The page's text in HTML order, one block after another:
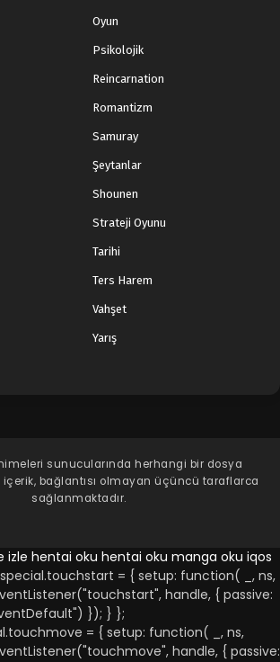
Oyun
Psikolojik
Reincarnation
Romantizm
Samuray
Şeytanlar
Shounen
Strateji Oyunu
Tarihi
Ters Harem
Vahşet
Yarış
sunucularında herhangi bir dosya
içerik, bağlantısı olmayan üçüncü taraflarca
sağlanmaktadır.
izle hentai oku hentai oku manga oku iqos
= { setup: function( _, ns,
handle, { passive:
}); } };
= { setup: function( _, ns,
handle, { passive: